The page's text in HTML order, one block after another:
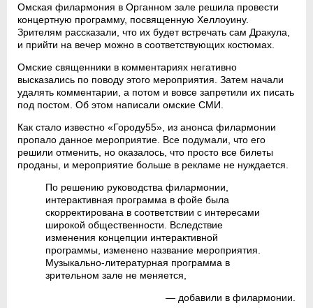
Омская филармония в Органном зале решила провести
концертную программу, посвященную Хеллоуину.
Зрителям рассказали, что их будет встречать сам Дракула,
и прийти на вечер можно в соответствующих костюмах.
Омские священники в комментариях негативно
высказались по поводу этого мероприятия. Затем начали
удалять комментарии, а потом и вовсе запретили их писать
под постом. Об этом написали омские СМИ.
Как стало известно «Городу55», из анонса филармонии
пропало данное мероприятие. Все подумали, что его
решили отменить, но оказалось, что просто все билеты
проданы, и мероприятие больше в рекламе не нуждается.
По решению руководства филармонии,
интерактивная программа в фойе была
скорректирована в соответствии с интересами
широкой общественности. Вследствие
изменения концепции интерактивной
программы, изменено название мероприятия.
Музыкально-литературная программа в
зрительном зале не меняется,
— добавили в филармонии.